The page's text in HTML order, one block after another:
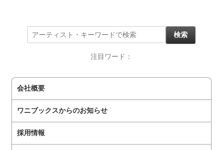
注目ワード：
会社概要
ワニブックスからのお知らせ
採用情報